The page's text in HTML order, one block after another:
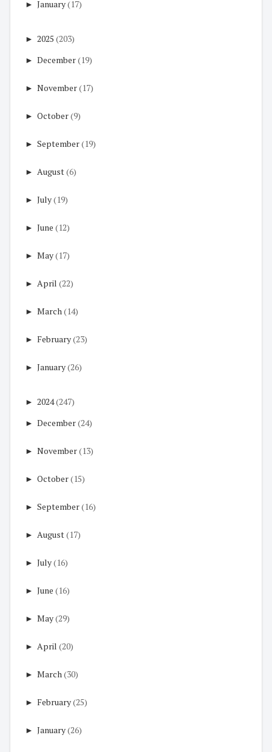
► January(17)
► 2025 (203)
► December(19)
► November(17)
► October(9)
► September(19)
► August(6)
► July(19)
► June (12)
► May(17)
► April (22)
► March(14)
► February(23)
► January(26)
► 2024(247)
► December(24)
► November(13)
► October(15)
► September(16)
► August(17)
► July(16)
► June (16)
► May(29)
► April (20)
► March(30)
► February(25)
► January(26)